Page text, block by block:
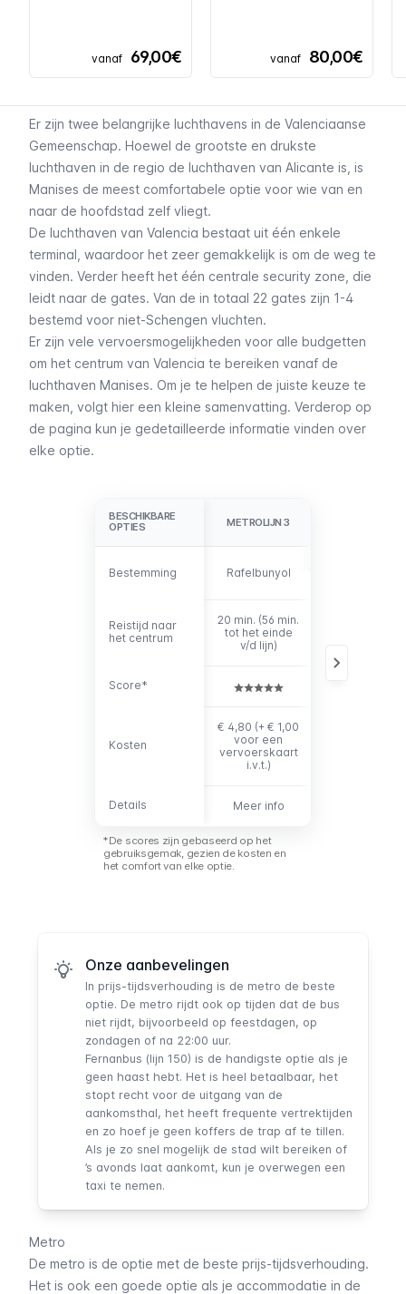
vanaf 69,00€ vanaf 80,00€
Er zijn twee belangrijke luchthavens in de Valenciaanse
Gemeenschap. Hoewel de grootste en drukste
luchthaven in de regio de luchthaven van Alicante is, is
Manises de meest comfortabele optie voor wie van en
naar de hoofdstad zelf vliegt.
De luchthaven van Valencia bestaat uit één enkele
terminal, waardoor het zeer gemakkelijk is om de weg te
vinden. Verder heeft het één centrale security zone, die
leidt naar de gates. Van de in totaal 22 gates zijn 1-4
bestemd voor niet-Schengen vluchten.
Er zijn vele vervoersmogelijkheden voor alle budgetten
om het centrum van Valencia te bereiken vanaf de
luchthaven Manises. Om je te helpen de juiste keuze te
maken, volgt hier een kleine samenvatting. Verderop op
de pagina kun je gedetailleerde informatie vinden over
elke optie.
BESCHIKBARE
OPTIES
Bestemming
Reistijd naar
het centrum
Score*
Kosten
Details
BESCHIKBARE
OPTIES
METROLIJN 3
Bestemming Rafelbunyol
Reistijd naar
het centrum
20 min. (56 min.
tot het einde
v/d lijn)
Score*
Kosten
€ 4,80 (+ € 1,00
voor een
vervoerskaart
i.v.t.)
Details Meer info
*De scores zijn gebaseerd op het
gebruiksgemak, gezien de kosten en
het comfort van elke optie.
Onze aanbevelingen
In prijs-tijdsverhouding is de metro de beste
optie. De metro rijdt ook op tijden dat de bus
niet rijdt, bijvoorbeeld op feestdagen, op
zondagen of na 22:00 uur.
Fernanbus (lijn 150) is de handigste optie als je
geen haast hebt. Het is heel betaalbaar, het
stopt recht voor de uitgang van de
aankomsthal, het heeft frequente vertrektijden
en zo hoef je geen koffers de trap af te tillen.
Als je zo snel mogelijk de stad wilt bereiken of
’s avonds laat aankomt, kun je overwegen een
taxi te nemen.
Metro
De metro is de optie met de beste prijs-tijdsverhouding.
Het is ook een goede optie als je accommodatie in de